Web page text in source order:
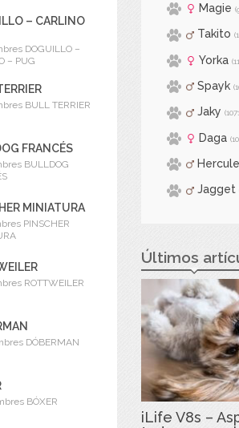
– CARLINO
DOGUILLO –
– PUG
BULL TERRIER
FRANCÉS
BULLDOG
MINIATURA
PINSCHER
ROTTWEILER
DÓBERMAN
BÓXER
Magie
Takito
Yorka
Spayk
Jaky
Daga
Jagget
Últimos
iLife V8s –